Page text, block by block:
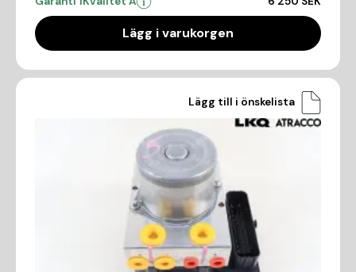
Lägg i varukorgen
Lägg till i önskelista